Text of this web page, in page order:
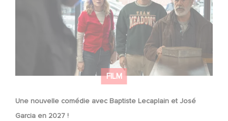
FILM
Une nouvelle comédie avec Baptiste Lecaplain et José
Garcia en 2027 !